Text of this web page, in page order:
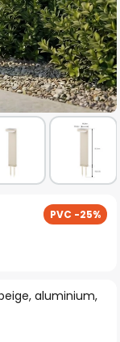
aluminium,
PVC -25%